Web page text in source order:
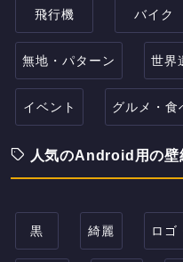
飛行機 バイク
無地・パターン 世界
イベント グルメ・食
人気のAndroid用の壁
黒 綺麗 ロゴ